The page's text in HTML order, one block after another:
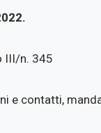
III/n. 345
e contatti,